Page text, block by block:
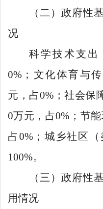
（二）政府性
况
科学技术支
0% ；文化体育与
元，占0% ；社会保
0万元，占0% ；节
占0% ；城乡社区 （
100%。
（三）政府性
用情况